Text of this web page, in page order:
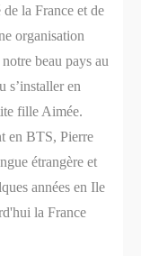
la France et de
organisation
beau pays au
s’installer en
fille Aimée.
en BTS, Pierre
étrangère et
années en Ile
la France